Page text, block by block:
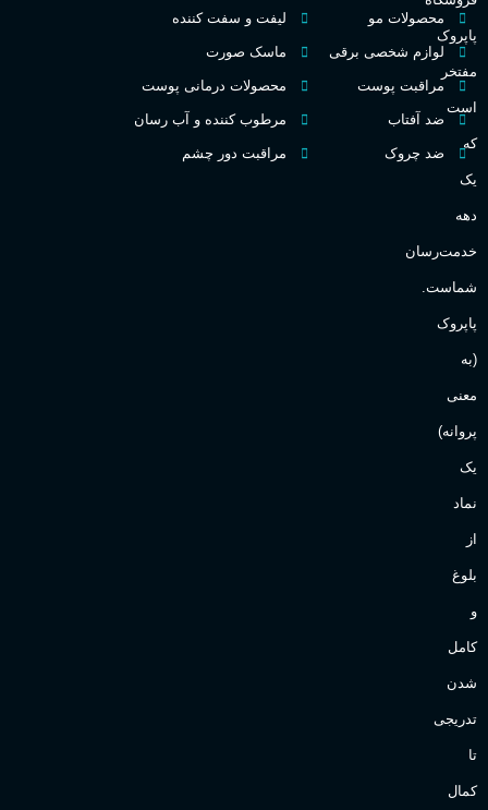
غلظت
اکسترکت دو پرفیوم
گروه بویایی میوه ای
مناسب برای
آقایان
پاپروک
مفتخر
است
که
یک
دهه
خدمت‌رسان
شماست.
پاپروک
(به
معنی
پروانه)
یک
نماد
از
بلوغ
و
کامل
شدن
تدریجی
تا
کمال
محصولات مو
لوازم شخصی برقی
مراقبت پوست
ضد آفتاب
ضد چروک
لیفت و سفت کننده
ماسک صورت
محصولات درمانی پوست
مرطوب کننده و آب رسان
مراقبت دور چشم